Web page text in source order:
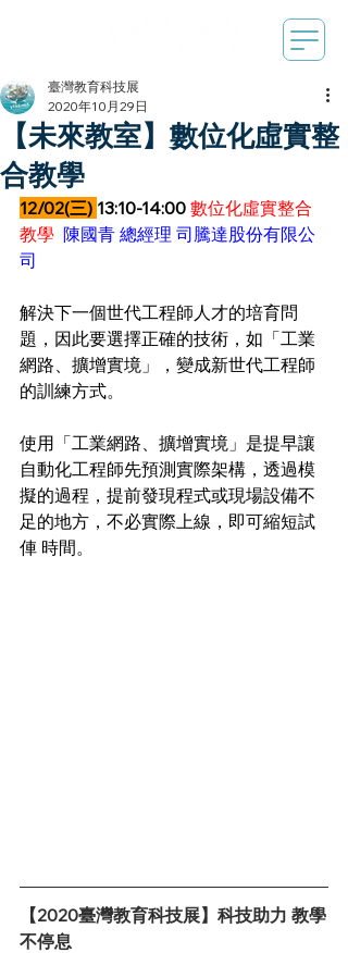
【未來教室】數位化虛實整
合教學
臺灣教育科技展
2020年10月29日
12/02(三) 13:10-14:00 數位化虛實整合
教學 陳國青 總經理 司騰達股份有限公
司
解決下一個世代工程師人才的培育問
題，因此要選擇正確的技術，如「工業
網路、擴增實境」，變成新世代工程師
的訓練方式。
使用「工業網路、擴增實境」是提早讓
自動化工程師先預測實際架構，透過模
擬的過程，提前發現程式或現場設備不
足的地方，不必實際上線，即可縮短試
俥 時間。
【2020臺灣教育科技展】科技助力 教學
不停息